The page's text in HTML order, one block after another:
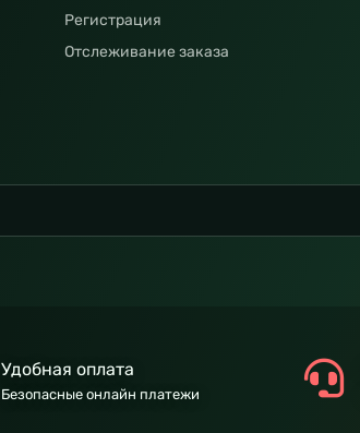
Регистрация
Отслеживание заказа
Удобная оплата
Безопасные онлайн платежи